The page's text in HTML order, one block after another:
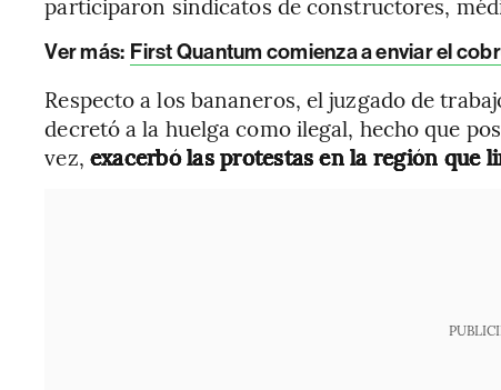
Ver más: First Quantum comienza a enviar el
Respecto a los bananeros, el juzgado de
decretó a la huelga como ilegal, hecho que
vez, exacerbó las protestas en la región que